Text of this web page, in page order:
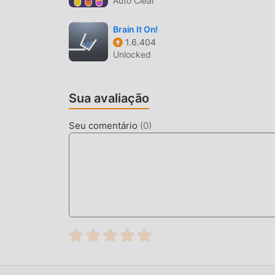
trazida por100パズ 1.0.10
MOD ÚNICO
O tradicional jogo de puzzle requer que os
parte da sua energia em repetir a chata tarefa
Brain It On!
1.6.404
Unlocked
Sua avaliação
Seu comentário (0)